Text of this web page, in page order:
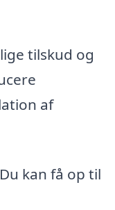
tilskud og
af
kan få op til